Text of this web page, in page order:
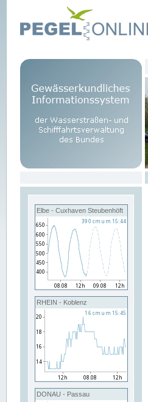
Elbe - Cuxhaven Steubenhöft
RHEIN - Koblenz
DONAU - Passau